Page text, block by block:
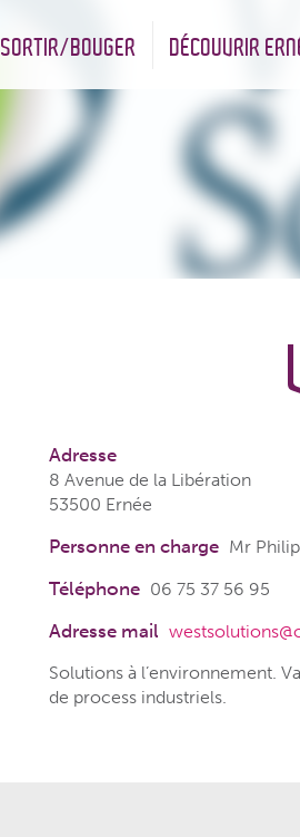
SORTIR/BOUGER DÉCOUVRIR
Adresse
8 Avenue de la Libération
53500 Ernée
Personne en charge Mr
Téléphone 06 75 37 56 95
Adresse mail
Solutions à l’environnement.
de process industriels.